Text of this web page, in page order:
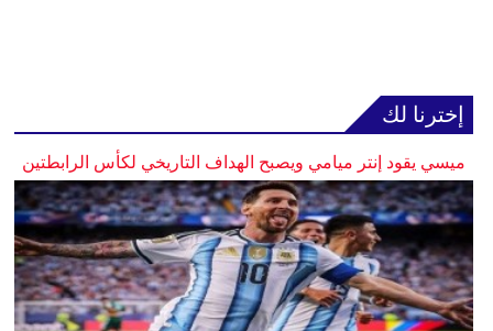
إخترنا لك
ميسي يقود إنتر ميامي ويصبح الهداف التاريخي لكأس الرابطتين